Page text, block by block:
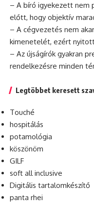
– A bíró igyekezett nem
előtt, hogy objektív
– A cégvezetés nem
kimenetelét, ezért
– Az újságírók gyakran
rendelkezésre minden
Legtöbbet keresett
Touché
hospitálás
potamológia
köszönöm
GILF
soft all inclusive
Digitális tartalomkészítő
panta rhei